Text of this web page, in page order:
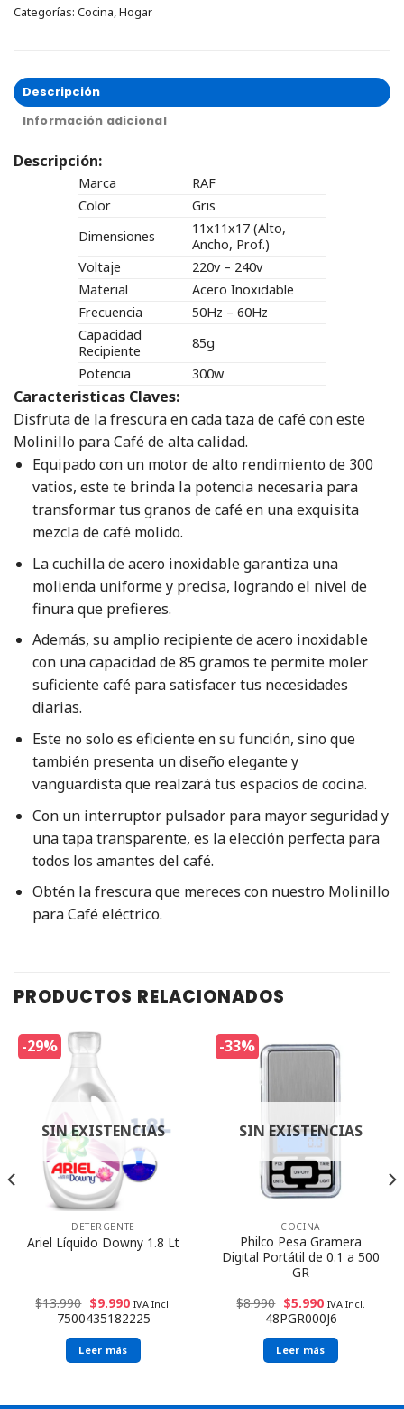
Categorías: Cocina Hogar
Descripción
Información adicional
Descripción:
Marca
RAF
Color
Gris
Dimensiones
11x11x17 (Alto,
Ancho, Prof.)
Voltaje
220v – 240v
Material
Acero Inoxidable
Frecuencia
50Hz – 60Hz
Capacidad
Recipiente
85g
Potencia
300w
Caracteristicas Claves:
Disfruta de la frescura en cada taza de café con este
Molinillo para Café de alta calidad.
Equipado con un motor de alto rendimiento de 300
vatios, este te brinda la potencia necesaria para
transformar tus granos de café en una exquisita
mezcla de café molido.
La cuchilla de acero inoxidable garantiza una
molienda uniforme y precisa, logrando el nivel de
finura que prefieres.
Además, su amplio recipiente de acero inoxidable
con una capacidad de 85 gramos te permite moler
suficiente café para satisfacer tus necesidades
diarias.
Este no solo es eficiente en su función, sino que
también presenta un diseño elegante y
vanguardista que realzará tus espacios de cocina.
Con un interruptor pulsador para mayor seguridad y
una tapa transparente, es la elección perfecta para
todos los amantes del café.
Obtén la frescura que mereces con nuestro Molinillo
para Café eléctrico.
PRODUCTOS RELACIONADOS
-29%
SIN EXISTENCIAS
DETERGENTE
Ariel Líquido Downy 1.8 Lt
$13.990 $9.990 IVA Incl.
7500435182225
Leer más
-33%
SIN EXISTENCIAS
COCINA
Philco Pesa Gramera
Digital Portátil de 0.1 a 500
GR
$8.990 $5.990 IVA Incl.
48PGR000J6
Leer más